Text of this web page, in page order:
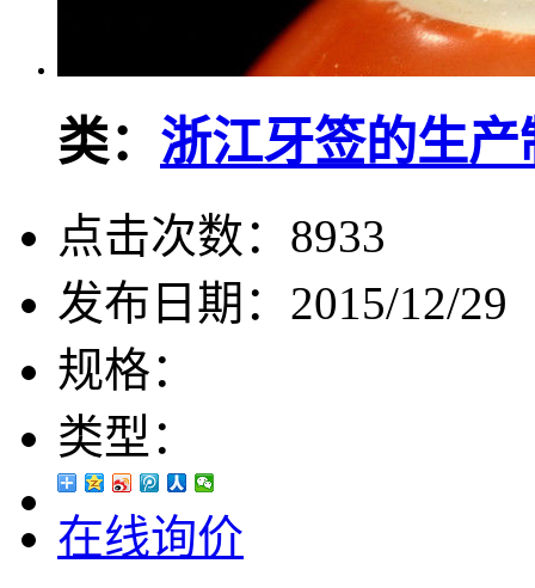
类： 浙江牙签的生产
点击次数： 8933
发布日期： 2015/12/29
规格：
类型：
在线询价